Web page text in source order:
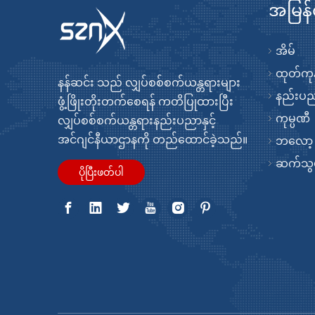
နန်ဆင်း သည် လျှပ်စစ်စက်ယန္တရားများ
ဖွံ့ဖြိုးတိုးတက်စေရန် ကတိပြုထားပြီး
လျှပ်စစ်စက်ယန္တရားနည်းပညာနှင့်
အင်ဂျင်နီယာဌာနကို တည်ထောင်ခဲ့သည်။
ပိုပြီးဖတ်ပါ
အမြန်
အိမ်
ထုတ်ကုန်
နည်းပ
ကုမ္ပဏီ
ဘလော့
ဆက်သွ